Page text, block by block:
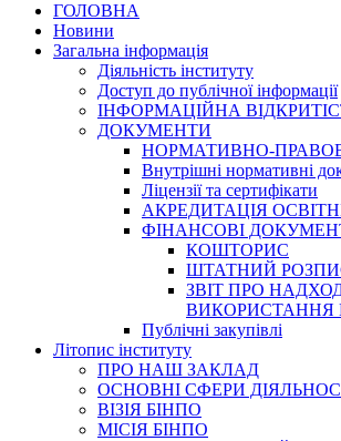
ГОЛОВНА
Новини
Загальна інформація
Діяльність інституту
Доступ до публічної інформації
ІНФОРМАЦІЙНА
ДОКУМЕНТИ
НОРМАТИВНО-
Внутрішні нормативні
Ліцензії та сертифікати
АКРЕДИТАЦІЯ
ФІНАНСОВІ
КОШТОРИС
ШТАТНИЙ
ЗВІТ ПРО
ВИКОРИСТАННЯ
Публічні закупівлі
Літопис інституту
ПРО НАШ ЗАКЛАД
ОСНОВНІ СФЕРИ
ВІЗІЯ БІНПО
МІСІЯ БІНПО